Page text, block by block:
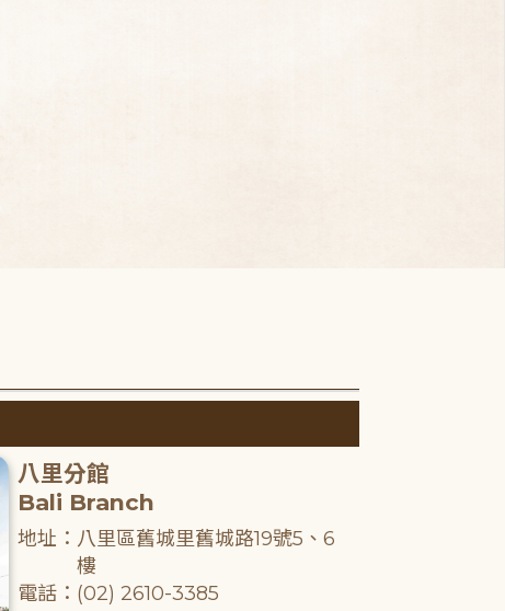
八里分館
Bali Branch
地址：八里區舊城里舊城路19號5、6
樓
電話：(02) 2610-3385